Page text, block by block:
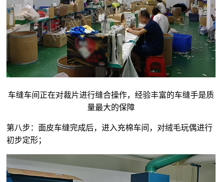
车缝车间正在对裁片进行缝合操作，经验丰富的车缝手是质
量最大的保障
第八步：面皮车缝完成后，进入充棉车间，对绒毛玩偶进行
初步定形；